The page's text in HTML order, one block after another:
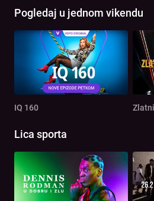
Pogledaj u jednom vikendu
IQ 160
Lica sporta